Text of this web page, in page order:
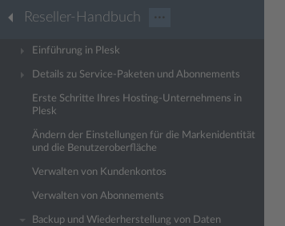
Reseller-Handbuch ···
Einführung in Plesk
Details zu Service-Paketen und Abonnements
Erste Schritte Ihres Hosting-Unternehmens in
Plesk
Ändern der Einstellungen für die Markenidentität
und die Benutzeroberfläche
Verwalten von Kundenkontos
Verwalten von Abonnements
Backup und Wiederherstellung von Daten